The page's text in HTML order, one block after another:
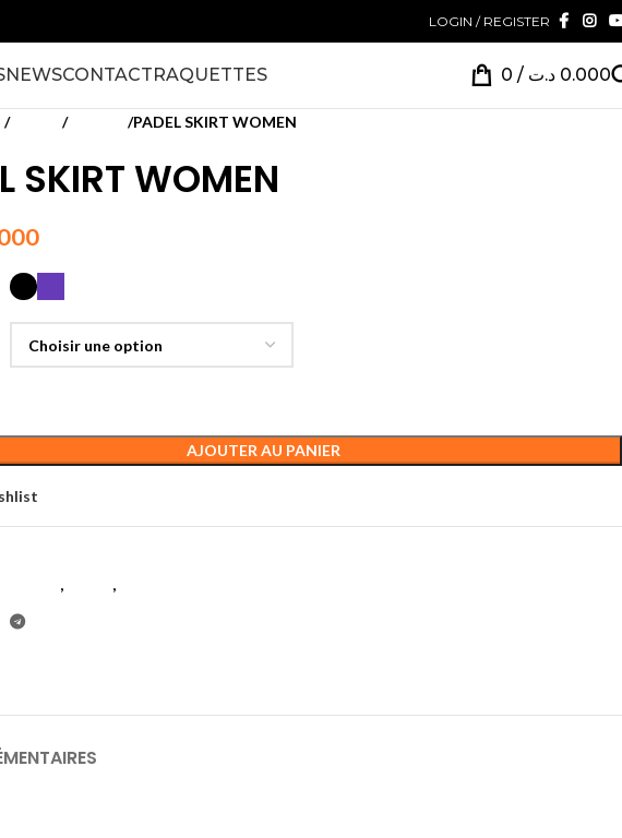
LOGIN / REGISTER
NEWSCONTACTRAQUETTES 0 / 0.000 د.ت
Textile Femmes PADEL SKIRT WOMEN
SKIRT WOMEN
AJOUTER AU PANIER
, ,